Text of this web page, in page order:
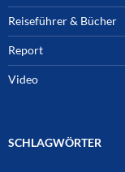
Reiseführer & Bücher
Report
Video
SCHLAGWÖRTER